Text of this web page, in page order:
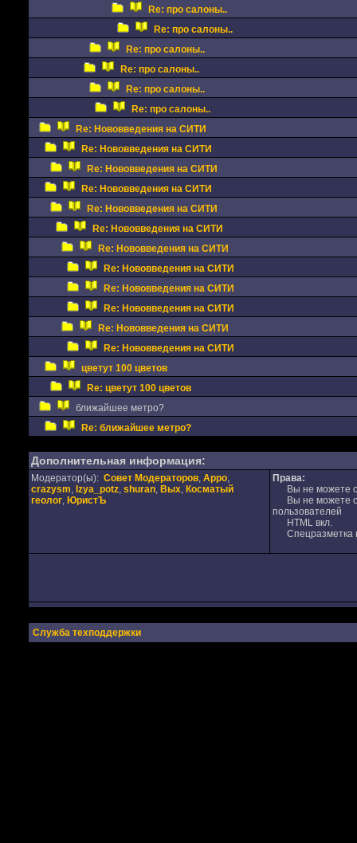
Re: про салоны..
Re: про салоны..
Re: про салоны..
Re: про салоны..
Re: про салоны..
Re: про салоны..
Re: Нововведения на СИТИ
Re: Нововведения на СИТИ
Re: Нововведения на СИТИ
Re: Нововведения на СИТИ
Re: Нововведения на СИТИ
Re: Нововведения на СИТИ
Re: Нововведения на СИТИ
Re: Нововведения на СИТИ
Re: Нововведения на СИТИ
Re: Нововведения на СИТИ
Re: Нововведения на СИТИ
Re: Нововведения на СИТИ
цветут 100 цветов
Re: цветут 100 цветов
ближайшее метро?
Re: ближайшее метро?
Дополнительная информация:
Модератор(ы): Совет Модераторов, Appo,
crazysm, Izya_potz, shuran, Вых, Косматый
геолог, ЮристЪ
Права:
Вы не можете
Вы не можете
пользователей
HTML вкл.
Спецразметка
Служба техподдержки